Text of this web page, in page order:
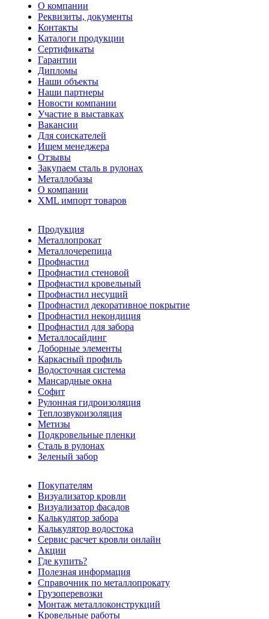
О компании
Реквизиты, документы
Контакты
Каталоги продукции
Сертификаты
Гарантии
Дипломы
Наши объекты
Наши партнеры
Новости компании
Участие в выставках
Вакансии
Для соискателей
Ищем менеджера
Отзывы
Закупаем сталь в рулонах
Металлобазы
О компании
XML импорт товаров
Продукция
Металлопрокат
Металлочерепица
Профнастил
Профнастил стеновой
Профнастил кровельный
Профнастил несущий
Профнастил декоративное покрытие
Профнастил некондиция
Профнастил для забора
Металлосайдинг
Доборные элементы
Каркасный профиль
Водосточная система
Мансардные окна
Софит
Рулонная гидроизоляция
Теплозвукоизоляция
Метизы
Подкровельные пленки
Сталь в рулонах
Зеленый забор
Покупателям
Визуализатор кровли
Визуализатор фасадов
Калькулятор забора
Калькулятор водостока
Сервис расчет кровли онлайн
Акции
Где купить?
Полезная информация
Справочник по металлопрокату
Грузоперевозки
Монтаж металлоконструкций
Кровельные работы